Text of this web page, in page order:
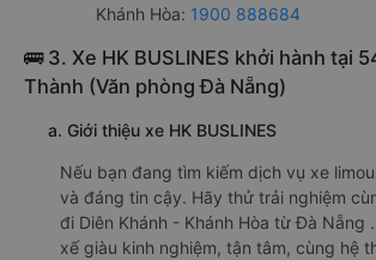
Khánh Hòa: 1900 888684
🚌 3. Xe HK BUSLINES khởi hành tại
Thành (Văn phòng Đà Nẵng)
a. Giới thiệu xe HK BUSLINES
Nếu bạn đang tìm kiếm dịch vụ xe
và đáng tin cậy. Hãy thử trải nghiệm
đi Diên Khánh - Khánh Hòa từ Đà Nẵng
xế giàu kinh nghiệm, tận tâm, cùng hệ